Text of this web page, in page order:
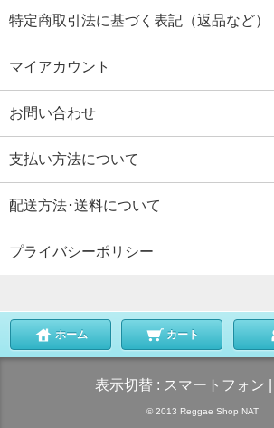
特定商取引法に基づく表記（返品など）
マイアカウント
お問い合わせ
支払い方法について
配送方法･送料について
プライバシーポリシー
ホーム カート
表示切替 : スマートフォン
© 2013 Reggae Shop NAT